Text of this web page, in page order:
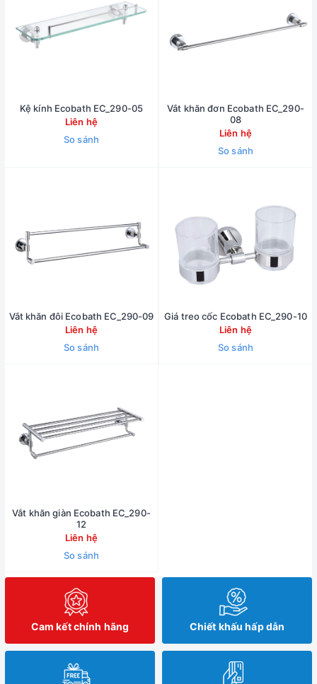
Kệ kính Ecobath EC_290-05
Liên hệ
So sánh
Vắt khăn đơn Ecobath EC_290-
08
Liên hệ
So sánh
Vắt khăn đôi Ecobath EC_290-09
Liên hệ
So sánh
Giá treo cốc Ecobath EC_290-10
Liên hệ
So sánh
Vắt khăn giàn Ecobath EC_290-
12
Liên hệ
So sánh
Cam kết chính hãng Chiết khấu hấp dẫn